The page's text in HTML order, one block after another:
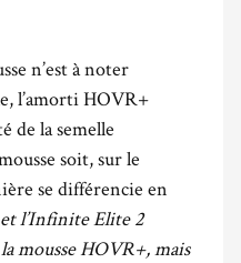
n’est à noter
l’amorti HOVR+
de la semelle
soit, sur le
se différencie en
l’Infinite Elite 2
mousse HOVR+, mais